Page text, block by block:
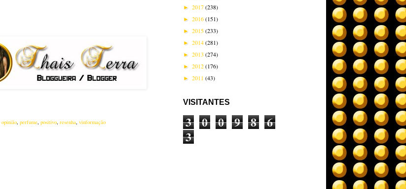
opinião, perfume, positivo, resenha, vinformação
► 2017(238)
► 2016(151)
► 2015(233)
► 2014(281)
► 2013 (274)
► 2012(176)
► 2011 (43)
VISITANTES
3 0 0 9 8 6
3